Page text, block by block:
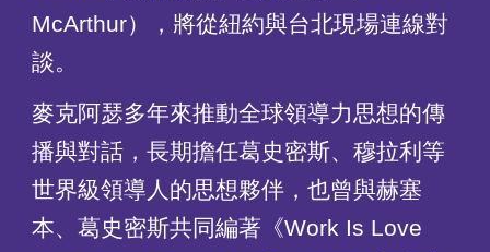
McArthur），將從紐約與台北現場連線對
談。
麥克阿瑟多年來推動全球領導力思想的傳
播與對話，長期擔任葛史密斯、穆拉利等
世界級領導人的思想夥伴，也曾與赫塞
本、葛史密斯共同編著《Work Is Love